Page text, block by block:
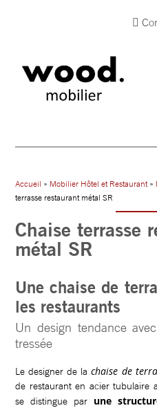
Accueil » Mobilier Hôtel et Restaurant»
terrasse restaurant métal SR
Chaise terrasse
métal SR
Une chaise de
les restaurants
Un design tendance
tressée
Le designer de lachaise de
de restaurant en acier tubulaire
se distingue par une